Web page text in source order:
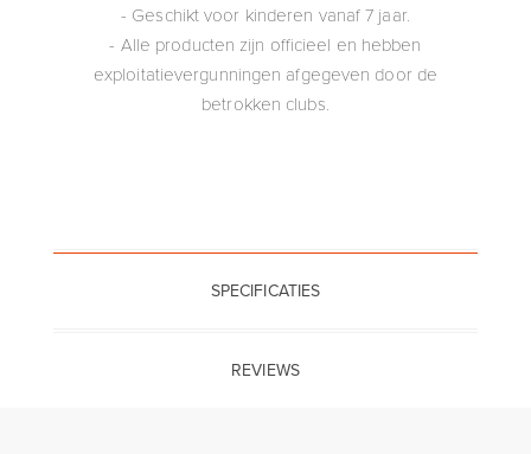
- Geschikt voor kinderen vanaf 7 jaar.
- Alle producten zijn officieel en hebben
exploitatievergunningen afgegeven door de
betrokken clubs.
SPECIFICATIES
REVIEWS